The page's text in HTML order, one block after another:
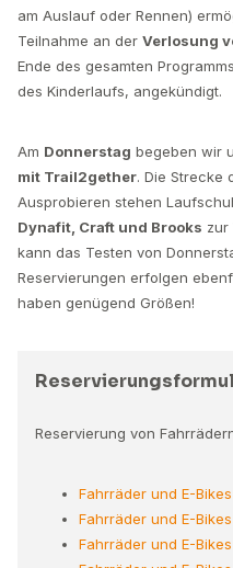
am Auslauf oder Rennen)
Teilnahme an der Verlosung
Ende des gesamten
des Kinderlaufs, angekündigt.
Am Donnerstag begeben wir
mit Trail2gether. Die Strecke
Ausprobieren stehen
Dynafit, Craft und Brooks zur
kann das Testen von
Reservierungen erfolgen
haben genügend Größen!
Reservierung von
Fahrräder und E-
Fahrräder und E-
Fahrräder und E-